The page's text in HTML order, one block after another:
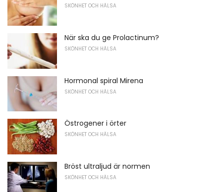
SKÖNHET OCH HÄLSA
När ska du ge Prolactinum?
SKÖNHET OCH HÄLSA
Hormonal spiral Mirena
SKÖNHET OCH HÄLSA
Östrogener i örter
SKÖNHET OCH HÄLSA
Bröst ultraljud är normen
SKÖNHET OCH HÄLSA